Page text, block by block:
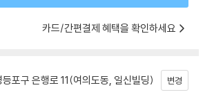
카드/간편결제 혜택을 확인하세요
포구 은행로 11(여의도동, 일신빌딩) 변경